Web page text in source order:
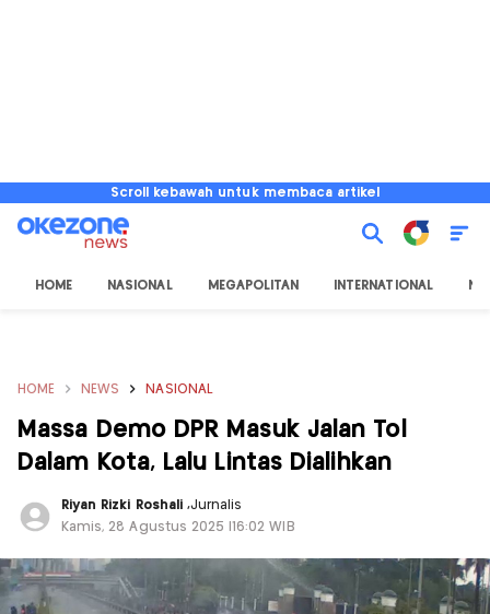
Scroll kebawah untuk membaca artikel
HOME NASIONAL MEGAPOLITAN INTERNATIONAL
HOME NEWS NASIONAL
Massa Demo DPR Masuk Jalan Tol
Dalam Kota, Lalu Lintas Dialihkan
Riyan Rizki Roshali ,Jurnalis
Kamis, 28 Agustus 2025 |16:02 WIB